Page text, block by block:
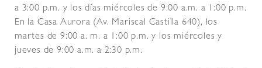
a 3:00 p.m. y los días miércoles de 9:00 a.m. a 1:00 p.m.
En la Casa Aurora (Av. Mariscal Castilla 640), los
martes de 9:00 a. m. a 1:00 p.m. y los miércoles y
jueves de 9:00 a.m. a 2:30 p.m.